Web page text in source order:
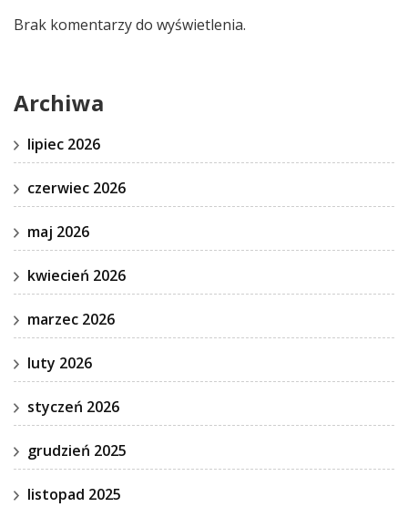
Brak komentarzy do wyświetlenia.
Archiwa
lipiec 2026
czerwiec 2026
maj 2026
kwiecień 2026
marzec 2026
luty 2026
styczeń 2026
grudzień 2025
listopad 2025